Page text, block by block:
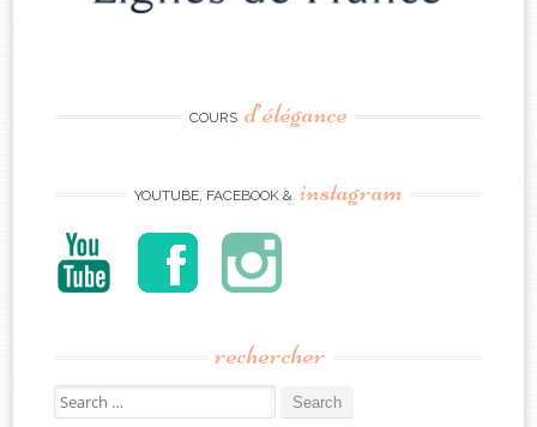
COURS d’élégance
YOUTUBE, FACEBOOK & instagram
rechercher
Search
for: